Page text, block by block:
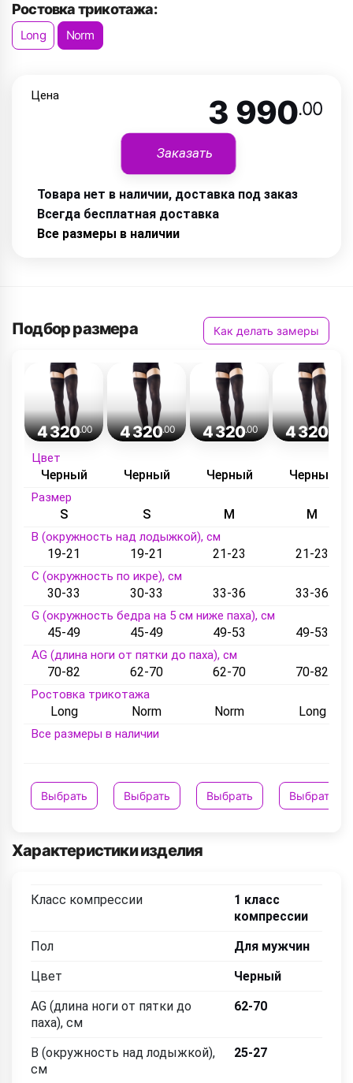
Ростовка трикотажа:
Long Norm
Цена 3 990.00
Заказать
Товара нет в наличии, доставка под заказ
Всегда бесплатная доставка
Все размеры в наличии
Подбор размера Как делать замеры
Цвет
Размер
B (окружность над лодыжкой), см
C (окружность по икре), см
G (окружность бедра на 5 см ниже паха), см
AG (длина ноги от пятки до паха), см
Ростовка трикотажа
Все размеры в наличии
4 320.00
Черный
S
19-21
30-33
45-49
70-82
Long
Выбрать
4 320.00
Черный
S
19-21
30-33
45-49
62-70
Norm
Выбрать
4 320.00
Черный
M
21-23
33-36
49-53
62-70
Norm
Выбрать
4 320.00
Черный
M
21-23
33-36
49-53
70-82
Long
Выбрать
Характеристики изделия
Класс компрессии
1 класс
компрессии
Пол
Для мужчин
Цвет
Черный
AG (длина ноги от пятки до
паха), см
62-70
B (окружность над лодыжкой),
см
25-27